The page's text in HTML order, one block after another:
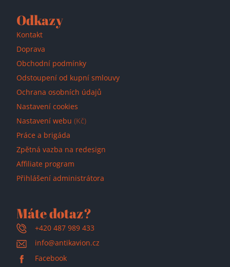
Odkazy
Kontakt
Doprava
Obchodní podmínky
Odstoupení od kupní smlouvy
Ochrana osobních údajů
Nastavení cookies
Nastavení webu (Kč)
Práce a brigáda
Zpětná vazba na redesign
Affiliate program
Přihlášení administrátora
Máte dotaz?
+420 487 989 433
info@antikavion.cz
Facebook